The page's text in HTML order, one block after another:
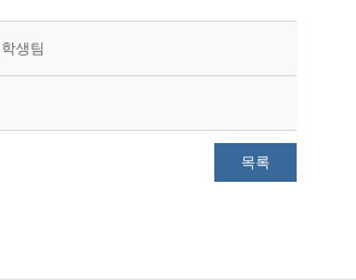
생팀
목록